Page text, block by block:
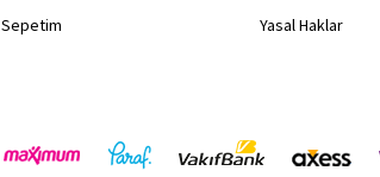
Sepetim
Yasal Haklar